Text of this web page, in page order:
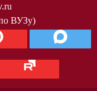
ВУЗу)